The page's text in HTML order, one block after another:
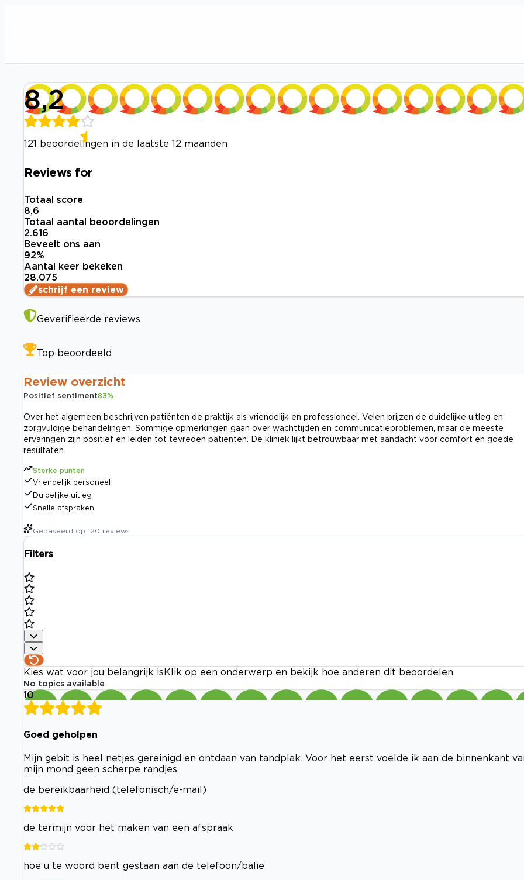
8,2
121 beoordelingen in de laatste 12 maanden
Reviews for
Totaal score
8,6
Totaal aantal beoordelingen
2.616
Beveelt ons aan
92%
Aantal keer bekeken
28.075
schrijf een review
Geverifieerde reviews
Top beoordeeld
Review overzicht
Positief sentiment83%
Over het algemeen beschrijven patiënten de praktijk als vriendelijk en professioneel. Velen prijzen de duidelijke uitleg en
zorgvuldige behandelingen. Sommige opmerkingen gaan over wachttijden en communicatieproblemen, maar de meeste
ervaringen zijn positief en leiden tot tevreden patiënten. De kliniek lijkt betrouwbaar met aandacht voor comfort en goede
resultaten.
Sterke punten
Vriendelijk personeel
Duidelijke uitleg
Snelle afspraken
Gebaseerd op 120 reviews
Filters
Kies wat voor jou belangrijk is Klik op een onderwerp en bekijk hoe anderen dit beoordelen
No topics available
10
Goed geholpen
Mijn gebit is heel netjes gereinigd en ontdaan van tandplak. Voor het eerst voelde ik aan de binnenkant
mijn mond geen scherpe randjes.
de bereikbaarheid (telefonisch/e-mail)
de termijn voor het maken van een afspraak
hoe u te woord bent gestaan aan de telefoon/balie